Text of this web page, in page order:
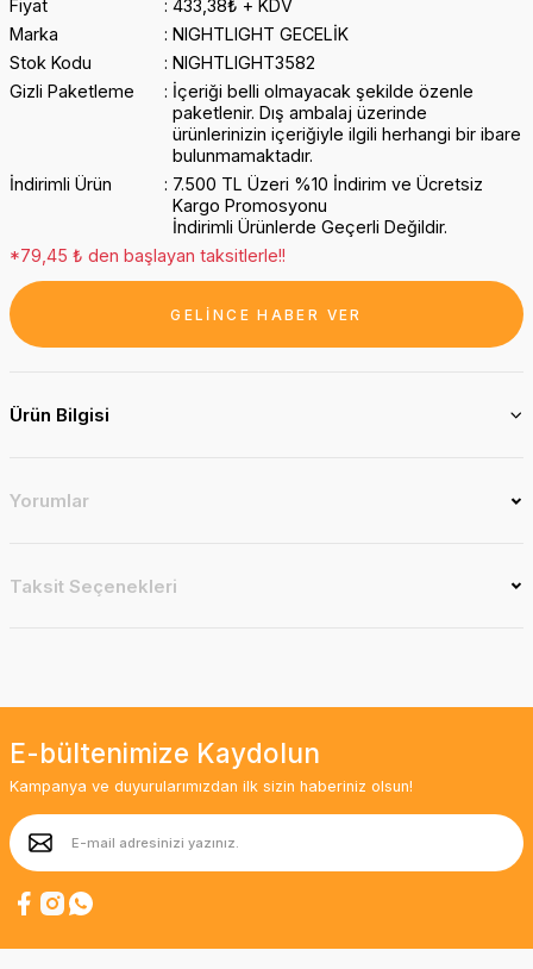
Fiyat
433,38₺ + KDV
Marka
NIGHTLIGHT GECELİK
Stok Kodu
NIGHTLIGHT3582
Gizli Paketleme
İçeriği belli olmayacak şekilde özenle
paketlenir. Dış ambalaj üzerinde
ürünlerinizin içeriğiyle ilgili herhangi bir ibare
bulunmamaktadır.
İndirimli Ürün
7.500 TL Üzeri %10 İndirim ve Ücretsiz
Kargo Promosyonu
İndirimli Ürünlerde Geçerli Değildir.
*79,45 ₺ den başlayan taksitlerle!!
GELİNCE HABER VER
Ürün Bilgisi
Yorumlar
Taksit Seçenekleri
E-bültenimize Kaydolun
Kampanya ve duyurularımızdan ilk sizin haberiniz olsun!